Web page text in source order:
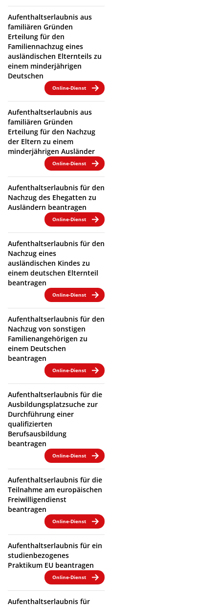
Aufenthaltserlaubnis aus
familiären Gründen
Erteilung für den
Familiennachzug eines
ausländischen Elternteils zu
einem minderjährigen
Deutschen
Online-Dienst
Aufenthaltserlaubnis aus
familiären Gründen
Erteilung für den Nachzug
der Eltern zu einem
minderjährigen Ausländer
Online-Dienst
Aufenthaltserlaubnis für den
Nachzug des Ehegatten zu
Ausländern beantragen
Online-Dienst
Aufenthaltserlaubnis für den
Nachzug eines
ausländischen Kindes zu
einem deutschen Elternteil
beantragen
Online-Dienst
Aufenthaltserlaubnis für den
Nachzug von sonstigen
Familienangehörigen zu
einem Deutschen
beantragen
Online-Dienst
Aufenthaltserlaubnis für die
Ausbildungsplatzsuche zur
Durchführung einer
qualifizierten
Berufsausbildung
beantragen
Online-Dienst
Aufenthaltserlaubnis für die
Teilnahme am europäischen
Freiwilligendienst
beantragen
Online-Dienst
Aufenthaltserlaubnis für ein
studienbezogenes
Praktikum EU beantragen
Online-Dienst
Aufenthaltserlaubnis für